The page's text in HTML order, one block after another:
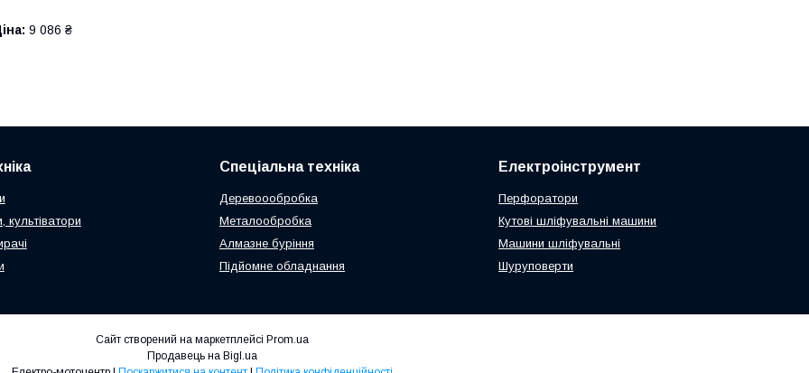
9 086 ₴
культіватори
Спеціальна техніка
Деревоообробка
Металообробка
Алмазне буріння
Підйомне обладнання
Електроінструмент
Перфоратори
Кутові шліфувальні машини
Машини шліфувальні
Шуруповерти
Сайт створений на маркетплейсі Prom.ua
Продавець на Bigl.ua